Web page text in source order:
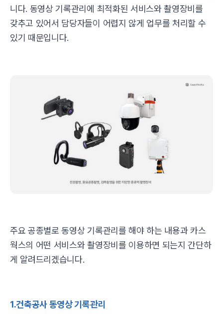
니다. 동영상 기록관리에 최적화된 서비스와 촬영장비를
갖추고 있어서 담당자들이 어렵지 않게 업무를 처리할 수
있기 때문입니다.
주요 공종별로 동영상 기록관리를 해야 하는 내용과 카스
웍스의 어떤 서비스와 촬영장비를 이용하면 되는지 간단하
게 알려드리겠습니다.
1.건축공사 동영상 기록관리